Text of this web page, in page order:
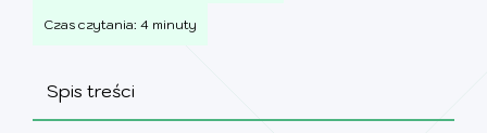
Czas czytania: 4 minuty
Spis treści